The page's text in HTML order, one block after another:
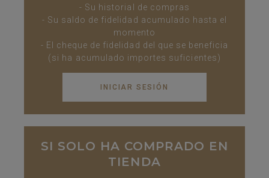
- Su historial de compras
- Su saldo de fidelidad acumulado hasta el
momento
- El cheque de fidelidad del que se beneficia
(si ha acumulado importes suficientes)
INICIAR SESIÓN
SI SOLO HA COMPRADO EN
TIENDA